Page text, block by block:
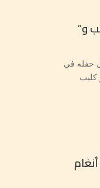
و”
حفله في
كليب